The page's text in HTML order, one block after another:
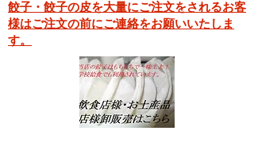
餃子・餃子の皮を大量にご注文をされるお客
様はご注文の前にご連絡をお願いいたしま
す。​